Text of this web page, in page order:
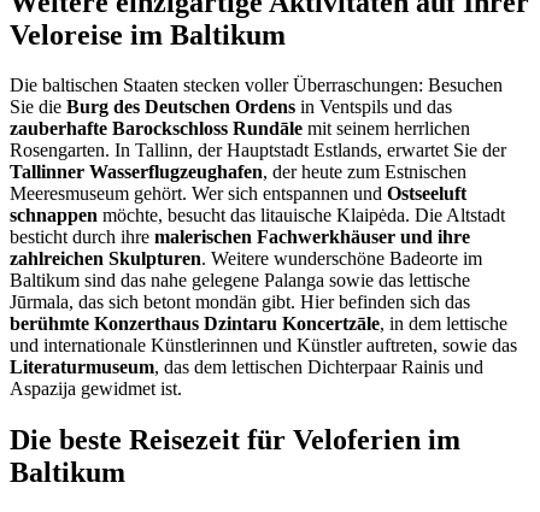
Veloreise im Baltikum
Die baltischen Staaten stecken voller Überraschungen: Besuchen
Sie die Burg des Deutschen Ordens in Ventspils und das
zauberhafte Barockschloss Rundāle mit seinem herrlichen
Rosengarten. In Tallinn, der Hauptstadt Estlands, erwartet Sie der
Tallinner Wasserflugzeughafen, der heute zum Estnischen
Meeresmuseum gehört. Wer sich entspannen und Ostseeluft
schnappen möchte, besucht das litauische Klaipėda. Die Altstadt
besticht durch ihre malerischen Fachwerkhäuser und ihre
zahlreichen Skulpturen. Weitere wunderschöne Badeorte im
Baltikum sind das nahe gelegene Palanga sowie das lettische
Jūrmala, das sich betont mondän gibt. Hier befinden sich das
berühmte Konzerthaus Dzintaru Koncertzāle, in dem lettische
und internationale Künstlerinnen und Künstlerauftreten, sowie das
Literaturmuseum, das dem lettischen Dichterpaar Rainis und
Aspazija gewidmet ist.
Die beste Reisezeit für Veloferien im
Baltikum